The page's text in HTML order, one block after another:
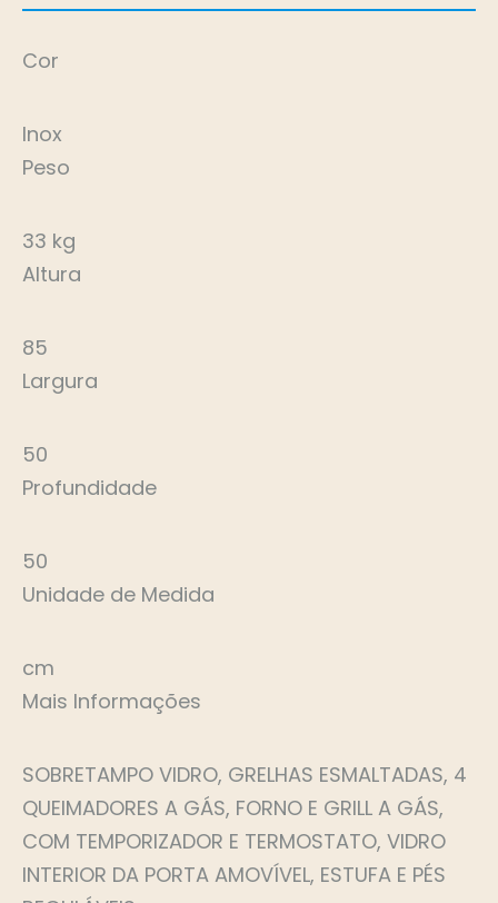
Cor
Inox
Peso
33 kg
Altura
85
Largura
50
Profundidade
50
Unidade de Medida
cm
Mais Informações
SOBRETAMPO VIDRO, GRELHAS ESMALTADAS, 4
QUEIMADORES A GÁS, FORNO E GRILL A GÁS,
COM TEMPORIZADOR E TERMOSTATO, VIDRO
INTERIOR DA PORTA AMOVÍVEL, ESTUFA E PÉS